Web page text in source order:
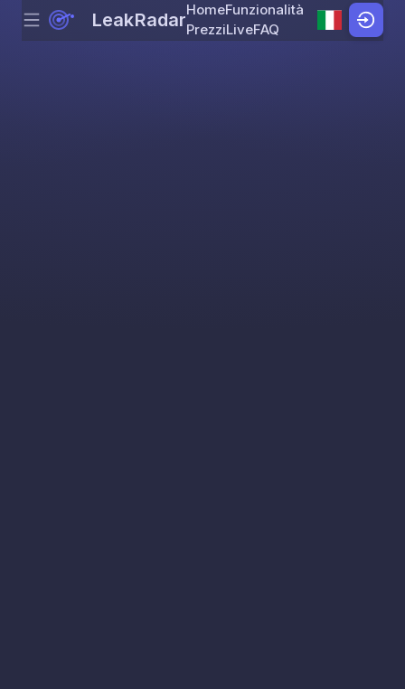
Skip to content
Menu LeakRadarHomeFunzionalità
PrezziLiveFAQ